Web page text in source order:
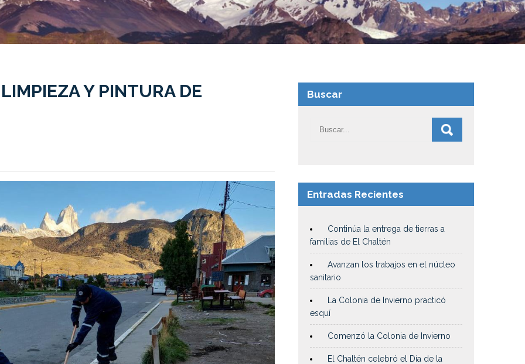
Y PINTURA DE
Buscar
Entradas Recientes
Continúa la entrega de tierras a
familias de El Chaltén
Avanzan los trabajos en el núcleo
sanitario
La Colonia de Invierno practicó
esquí
Comenzó la Colonia de Invierno
El Chaltén celebró el Día de la